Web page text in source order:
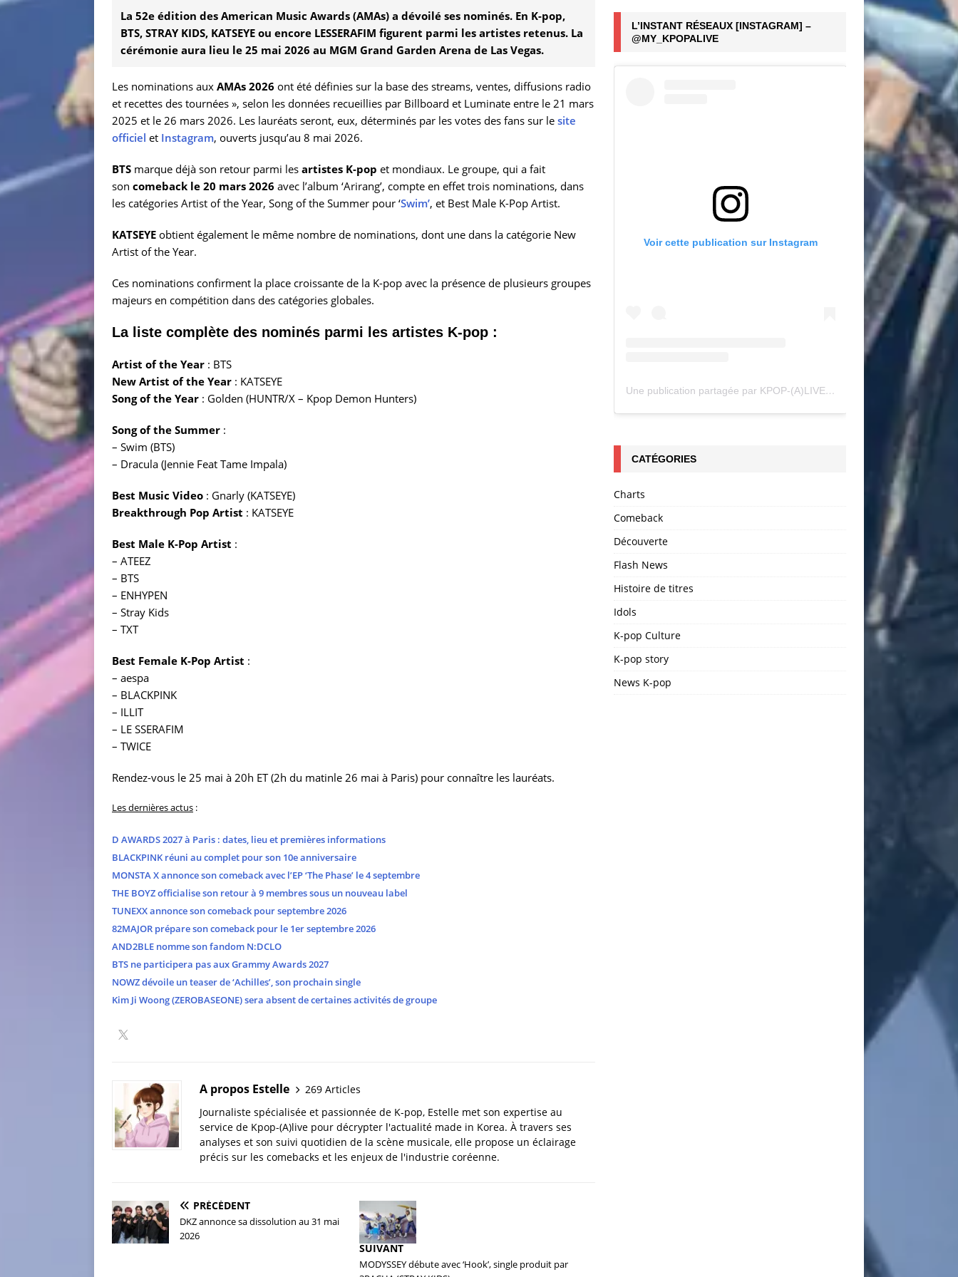
La 52e édition des American Music Awards (AMAs) a dévoilé ses nominés. En K-pop,
BTS, STRAY KIDS, KATSEYE ou encore LESSERAFIM figurent parmi les artistes retenus. La
cérémonie aura lieu le 25 mai 2026 au MGM Grand Garden Arena de Las Vegas.
Les nominations aux AMAs 2026 ont été définies sur la base des streams, ventes, diffusions radio
et recettes des tournées », selon les données recueillies par Billboard et Luminate entre le 21 mars
2025 et le 26 mars 2026. Les lauréats seront, eux, déterminés par les votes des fans sur le site
officiel et Instagram, ouverts jusqu’au 8 mai 2026.
BTS marque déjà son retour parmi les artistes K-pop et mondiaux. Le groupe, qui a fait
son comeback le 20 mars 2026 avec l’album ‘Arirang’, compte en effet trois nominations, dans
les catégories Artist of the Year, Song of the Summer pour ‘Swim’, et Best Male K-Pop Artist.
KATSEYE obtient également le même nombre de nominations, dont une dans la catégorie New
Artist of the Year.
Ces nominations confirment la place croissante de la K-pop avec la présence de plusieurs groupes
majeurs en compétition dans des catégories globales.
La liste complète des nominés parmi les artistes K-pop :
Artist of the Year : BTS
New Artist of the Year : KATSEYE
Song of the Year : Golden (HUNTR/X – Kpop Demon Hunters)
Song of the Summer :
– Swim (BTS)
– Dracula (Jennie Feat Tame Impala)
Best Music Video : Gnarly (KATSEYE)
Breakthrough Pop Artist : KATSEYE
Best Male K-Pop Artist :
– ATEEZ
– BTS
– ENHYPEN
– Stray Kids
– TXT
Best Female K-Pop Artist :
– aespa
– BLACKPINK
– ILLIT
– LE SSERAFIM
– TWICE
Rendez-vous le 25 mai à 20h ET (2h du matinle 26 mai à Paris) pour connaître les lauréats.
Les dernières actus :
D AWARDS 2027 à Paris : dates, lieu et premières informations
BLACKPINK réuni au complet pour son 10e anniversaire
MONSTA X annonce son comeback avec l’EP ‘The Phase’ le 4 septembre
THE BOYZ officialise son retour à 9 membres sous un nouveau label
TUNEXX annonce son comeback pour septembre 2026
82MAJOR prépare son comeback pour le 1er septembre 2026
AND2BLE nomme son fandom N:DCLO
BTS ne participera pas aux Grammy Awards 2027
NOWZ dévoile un teaser de ‘Achilles’, son prochain single
Kim Ji Woong (ZEROBASEONE) sera absent de certaines activités de groupe
A propos Estelle
269 Articles
Journaliste spécialisée et passionnée de K-pop, Estelle met son expertise au
service de Kpop-(A)live pour décrypter l'actualité made in Korea. À travers ses
analyses et son suivi quotidien de la scène musicale, elle propose un éclairage
précis sur les comebacks et les enjeux de l'industrie coréenne.
PRÉCÉDENT
DKZ annonce sa dissolution au 31 mai
2026
SUIVANT
MODYSSEY débute avec ‘Hook’, single produit par
L’INSTANT RÉSEAUX [INSTAGRAM] –
@MY_KPOPALIVE
Voir cette publication sur Instagram
Une publication partagée par KPOP-(A)LIVE (@my_kpopalive)
CATÉGORIES
Charts
Comeback
Découverte
Flash News
Histoire de titres
Idols
K-pop Culture
K-pop story
News K-pop